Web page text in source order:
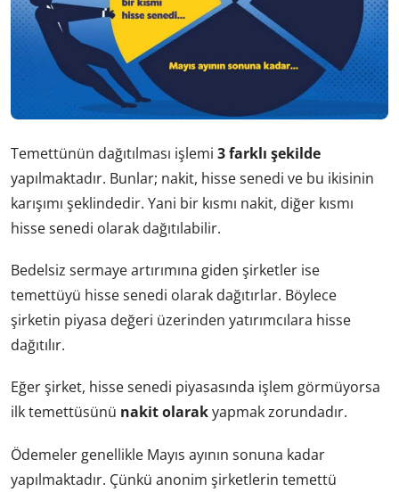
Temettünün dağıtılması işlemi 3 farklı şekilde
yapılmaktadır. Bunlar; nakit, hisse senedi ve bu ikisinin
karışımı şeklindedir. Yani bir kısmı nakit, diğer kısmı
hisse senedi olarak dağıtılabilir.
Bedelsiz sermaye artırımına giden şirketler ise
temettüyü hisse senedi olarak dağıtırlar. Böylece
şirketin piyasa değeri üzerinden yatırımcılara hisse
dağıtılır.
Eğer şirket, hisse senedi piyasasında işlem görmüyorsa
ilk temettüsünü nakit olarakyapmak zorundadır.
Ödemeler genellikle Mayıs ayının sonuna kadar
yapılmaktadır. Çünkü anonim şirketlerin temettü